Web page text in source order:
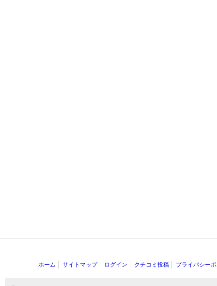
ホーム サイトマップ ログイン クチコミ投稿 プライバシー